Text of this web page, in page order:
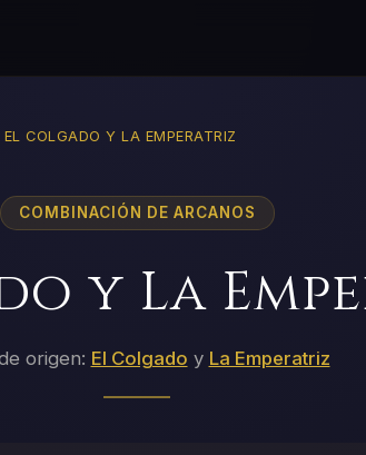
EL COLGADO Y LA EMPERATRIZ
COMBINACIÓN DE ARCANOS
y La
origen: El Colgado y La Emperatriz